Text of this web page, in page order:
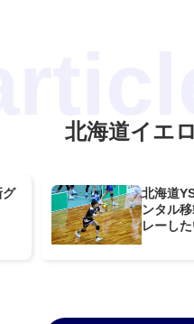
北海道イエ
グ
北海道
ンタル
レーし